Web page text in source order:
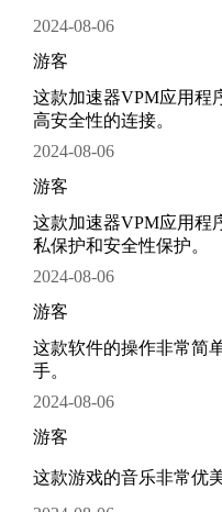
2024-08-06
游客
这款加速器VPM应用程
高安全性的连接。
2024-08-06
游客
这款加速器VPM应用程
私保护和安全性保护。
2024-08-06
游客
这款软件的操作非常简
手。
2024-08-06
游客
这款游戏的音乐非常优